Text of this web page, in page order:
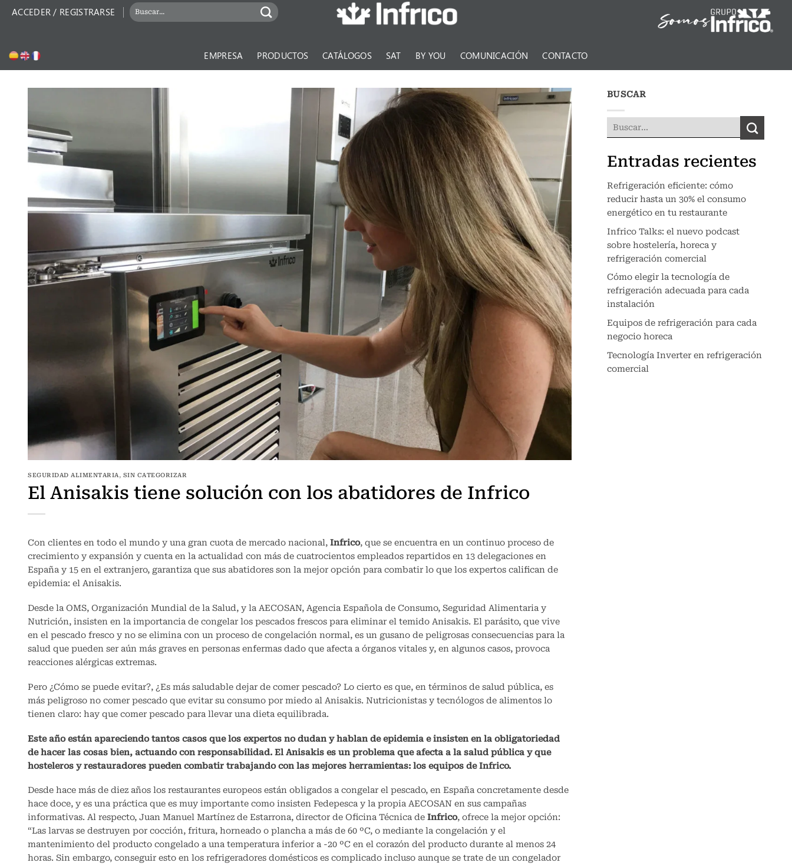
ACCEDER / REGISTRARSE
Buscar
por:
EMPRESA PRODUCTOS CATÁLOGOS SAT BY YOU COMUNICACIÓN CONTACTO
SEGURIDAD ALIMENTARIA, SIN CATEGORIZAR
El Anisakis tiene solución con los abatidores de Infrico
Con clientes en todo el mundo y una gran cuota de mercado nacional, Infrico, que se encuentra en un continuo proceso de
crecimiento y expansión y cuenta en la actualidad con más de cuatrocientos empleados repartidos en 13 delegaciones en
España y 15 en el extranjero, garantiza que sus abatidores son la mejor opción para combatir lo que los expertos califican de
epidemia: el Anisakis.
Desde la OMS, Organización Mundial de la Salud, y la AECOSAN, Agencia Española de Consumo, Seguridad Alimentaria y
Nutrición, insisten en la importancia de congelar los pescados frescos para eliminar el temido Anisakis. El parásito, que vive
en el pescado fresco y no se elimina con un proceso de congelación normal, es un gusano de peligrosas consecuencias para la
salud que pueden ser aún más graves en personas enfermas dado que afecta a órganos vitales y, en algunos casos, provoca
reacciones alérgicas extremas.
Pero ¿Cómo se puede evitar?, ¿Es más saludable dejar de comer pescado? Lo cierto es que, en términos de salud pública, es
más peligroso no comer pescado que evitar su consumo por miedo al Anisakis. Nutricionistas y tecnólogos de alimentos lo
tienen claro: hay que comer pescado para llevar una dieta equilibrada.
Este año están apareciendo tantos casos que los expertos no dudan y hablan de epidemia e insisten en la obligatoriedad
de hacer las cosas bien, actuando con responsabilidad. El Anisakis es un problema que afecta a la salud pública y que
hosteleros y restauradores pueden combatir trabajando con las mejores herramientas: los equipos de Infrico.
Desde hace más de diez años los restaurantes europeos están obligados a congelar el pescado, en España concretamente desde
hace doce, y es una práctica que es muy importante como insisten Fedepesca y la propia AECOSAN en sus campañas
informativas. Al respecto, Juan Manuel Martínez de Estarrona, director de Oficina Técnica de Infrico, ofrece la mejor opción:
“Las larvas se destruyen por cocción, fritura, horneado o plancha a más de 60 ºC, o mediante la congelación y el
mantenimiento del producto congelado a una temperatura inferior a -20 ºC en el corazón del producto durante al menos 24
horas. Sin embargo, conseguir esto en los refrigeradores domésticos es complicado incluso aunque se trate de un congelador
BUSCAR
Entradas recientes
Refrigeración eficiente: cómo
reducir hasta un 30% el consumo
energético en tu restaurante
Infrico Talks: el nuevo podcast
sobre hostelería, horeca y
refrigeración comercial
Cómo elegir la tecnología de
refrigeración adecuada para cada
instalación
Equipos de refrigeración para cada
negocio horeca
Tecnología Inverter en refrigeración
comercial